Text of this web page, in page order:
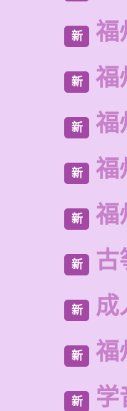
新 福
新 福
新 福
新 福
新 福
新 古
新 成
新 福
新 学